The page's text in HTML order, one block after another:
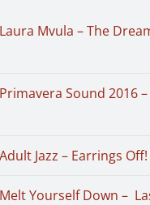
Mvula – The
Sound 2016 –
Jazz – Earrings Off!
Yourself Down –